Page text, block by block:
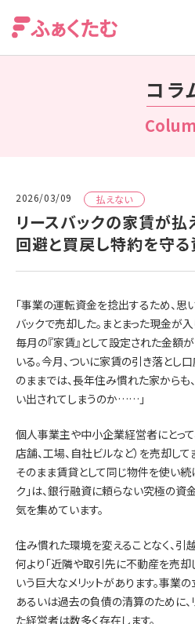
コラ
2026/03/09 払えない
リースバックの家賃が払
回避と買戻し特約を守
「事業の運転資金を捻出するため、思
バックで売却した。まとまった現金が
毎月の『家賃』として設定された金額
いる。今月、ついに家賃の引き落とし
のままでは、長年住み慣れた家から
い出されてしまうのか……」
個人事業主や中小企業経営者にとって
店舗、工場、自社ビルなど）を売却して
そのまま賃貸として同じ物件を使い続
ク」は、銀行融資に頼らない究極の
気を集めています。
住み慣れた環境を変えることなく、引
何より「近隣や取引先に不動産を売却
いう巨大なメリットがあります。事業
あるいは過去の負債の清算のために、
た経営者は数多く存在します。